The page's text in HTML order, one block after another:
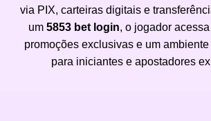
via PIX, carteiras digitais e
um 5853 bet login, o jogador
promoções exclusivas e um ambiente
para iniciantes e apostadores